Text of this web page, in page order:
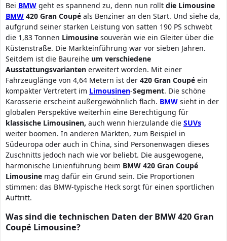
Bei BMW geht es spannend zu, denn nun rollt die Limousine
BMW 420 Gran Coupé als Benziner an den Start. Und siehe da,
aufgrund seiner starken Leistung von satten 190 PS schwebt
die 1,83 Tonnen Limousine souverän wie ein Gleiter über die
Küstenstraße. Die Markteinführung war vor sieben Jahren.
Seitdem ist die Baureihe um verschiedene
Ausstattungsvarianten erweitert worden. Mit einer
Fahrzeuglänge von 4,64 Metern ist der 420 Gran Coupé ein
kompakter Vertretert im Limousinen-Segment. Die schöne
Karosserie erscheint außergewöhnlich flach. BMW sieht in der
globalen Perspektive weiterhin eine Berechtigung für
klassische Limousinen, auch wenn hierzulande die SUVs
weiter boomen. In anderen Märkten, zum Beispiel in
Südeuropa oder auch in China, sind Personenwagen dieses
Zuschnitts jedoch nach wie vor beliebt. Die ausgewogene,
harmonische Linienführung beim BMW 420 Gran Coupé
Limousine mag dafür ein Grund sein. Die Proportionen
stimmen: das BMW-typische Heck sorgt für einen sportlichen
Auftritt.
Was sind die technischen Daten der BMW 420 Gran
Coupé Limousine?